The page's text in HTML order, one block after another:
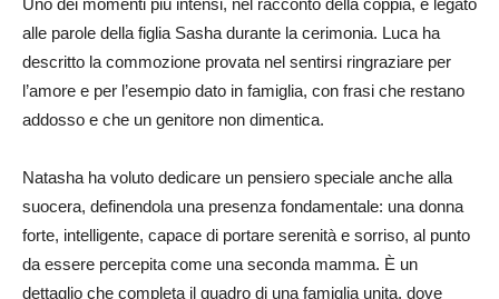
alle parole della figlia Sasha durante la cerimonia. Luca ha
descritto la commozione provata nel sentirsi ringraziare per
l’amore e per l’esempio dato in famiglia, con frasi che restano
addosso e che un genitore non dimentica.
Natasha ha voluto dedicare un pensiero speciale anche alla
suocera, definendola una presenza fondamentale: una donna
forte, intelligente, capace di portare serenità e sorriso, al punto
da essere percepita come una seconda mamma. È un
dettaglio che completa il quadro di una famiglia unita, dove